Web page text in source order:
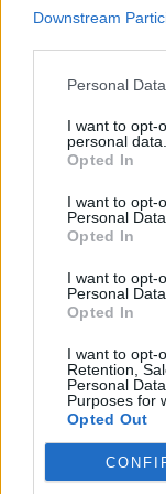
Downstream
Personal
I want to opt-
personal data.
Opted In
I want to opt-
Personal Data.
Opted In
I want to opt-
Personal
Opted In
I want to opt-
Retention,
Personal
Purposes for
Opted Out
vaiko gyvybių
Žinios | Lietuvos
Nufilmavo, kaip
vaizdas pribloškia
„Pagarba
prisiminimais
Žinios | Lietuvos